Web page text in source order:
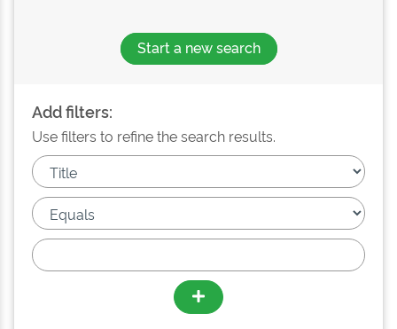
Start a new search
Add filters:
Use filters to refine the search results.